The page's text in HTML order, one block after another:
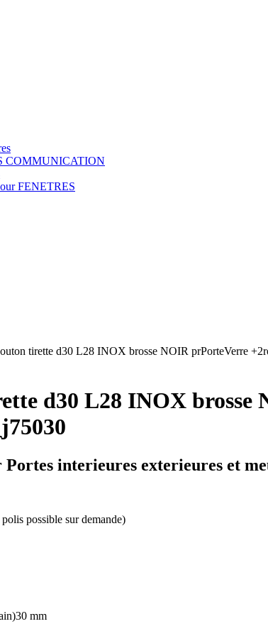
COMMUNICATION
FENETRES
tirette d30 L28 INOX brosse NOIR prPorteVerre
d30 L28 INOX brosse
Portes interieures exterieures et
possible sur demande)
mm